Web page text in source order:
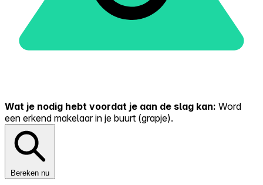
Wat je nodig hebt voordat je aan de slag kan: Word
een erkend makelaar in je buurt (grapje).
Bereken nu